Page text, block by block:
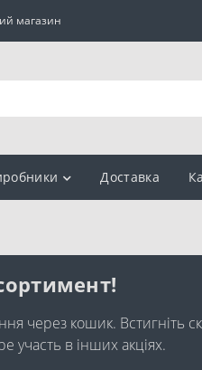
магазин
Доставка
через кошик. Встигніть
участь в інших акціях.